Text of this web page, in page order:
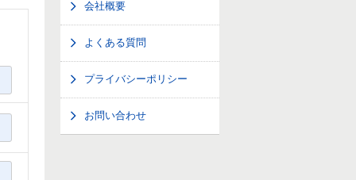
会社概要
よくある質問
プライバシーポリシー
お問い合わせ